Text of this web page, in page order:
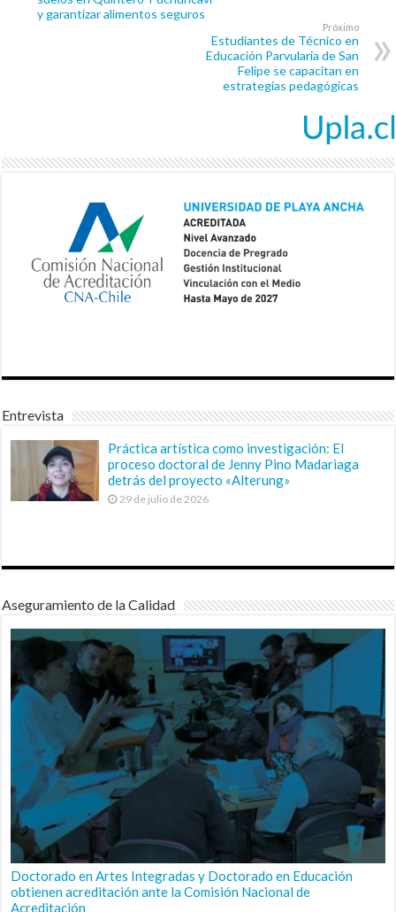
y garantizar alimentos seguros
Próximo
Estudiantes de Técnico en
Educación Parvularia de San
Felipe se capacitan en
estrategias pedagógicas
Entrevista
Práctica artística como investigación: El
proceso doctoral de Jenny Pino Madariaga
detrás del proyecto «Alterung»
29 de julio de 2026
Aseguramiento de la Calidad
Doctorado en Artes Integradas y Doctorado en Educación
obtienen acreditación ante la Comisión Nacional de
Acreditación